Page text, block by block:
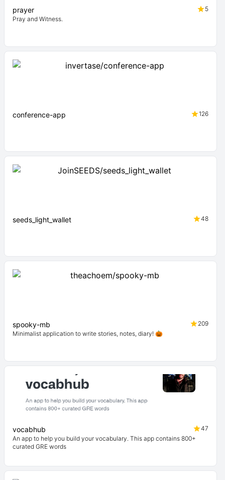
prayer
5
Pray and Witness.
conference-app 126
seeds_light_wallet 48
spooky-mb
209
Minimalist application to write stories, notes, diary! 🎃
vocabhub
47
An app to help you build your vocabulary. This app contains 800+
curated GRE words